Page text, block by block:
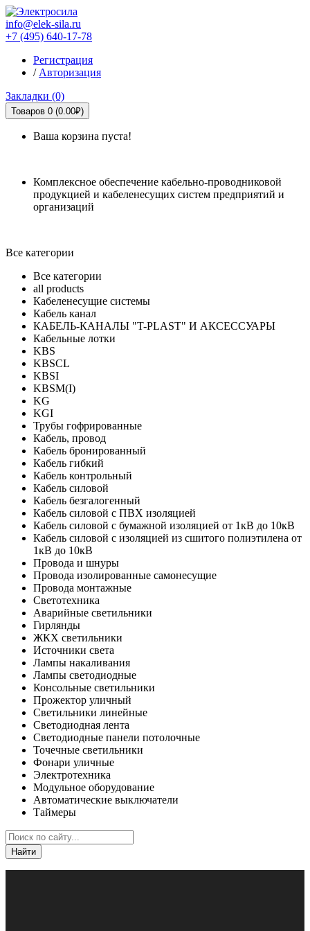
info@elek-sila.ru
+7 (495) 640-17-78
Регистрация
/ Авторизация
Закладки (0)
Товаров 0 (0.00₽)
Ваша корзина пуста!
Комплексное обеспечение кабельно-проводниковой
продукцией и кабеленесущих систем предприятий и
организаций
Все категории
Все категории
all products
Кабеленесущие системы
Кабель канал
КАБЕЛЬ-КАНАЛЫ "T-PLAST" И АКСЕССУАРЫ
Кабельные лотки
KBS
KBSCL
KBSI
KBSM(I)
KG
KGI
Трубы гофрированные
Кабель, провод
Кабель бронированный
Кабель гибкий
Кабель контрольный
Кабель силовой
Кабель безгалогенный
Кабель силовой с ПВХ изоляцией
Кабель силовой с бумажной изоляцией от 1кВ до 10кВ
Кабель силовой с изоляцией из сшитого полиэтилена от
1кВ до 10кВ
Провода и шнуры
Провода изолированные самонесущие
Провода монтажные
Светотехника
Аварийные светильники
Гирлянды
ЖКХ светильники
Источники света
Лампы накаливания
Лампы светодиодные
Консольные светильники
Прожектор уличный
Светильники линейные
Светодиодная лента
Светодиодные панели потолочные
Точечные светильники
Фонари уличные
Электротехника
Модульное оборудование
Автоматические выключатели
Таймеры
Найти